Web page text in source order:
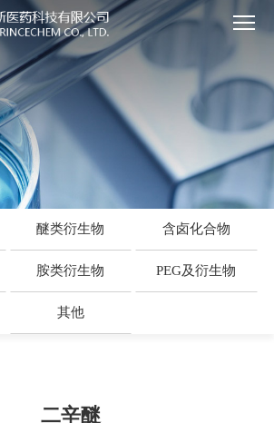
醚类衍生物 含卤化合物
胺类衍生物 PEG及衍生物
其他
二辛醚